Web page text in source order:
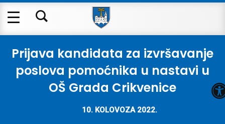
Prijava kandidata za izvršavanje
poslova pomoćnika u nastavi u
OŠ Grada Crikvenice
10. KOLOVOZA 2022.